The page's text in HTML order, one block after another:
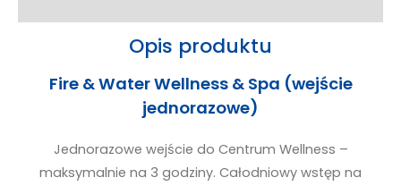
Opis produktu
Fire & Water Wellness & Spa (wejście
jednorazowe)
Jednorazowe wejście do Centrum Wellness –
maksymalnie na 3 godziny. Całodniowy wstęp na